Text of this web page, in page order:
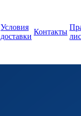
Условия
доставки
Контакты